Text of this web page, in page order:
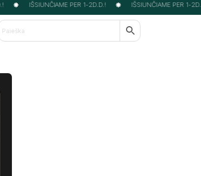
IŠSIUNČIAME PER 1-2D.D.! IŠSIUNČIAME PER 1-